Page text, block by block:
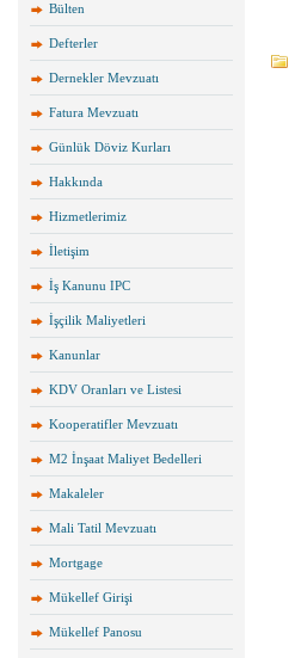
Bülten
Defterler
Dernekler Mevzuatı
Fatura Mevzuatı
Günlük Döviz Kurları
Hakkında
Hizmetlerimiz
İletişim
İş Kanunu IPC
İşçilik Maliyetleri
Kanunlar
KDV Oranları ve Listesi
Kooperatifler Mevzuatı
M2 İnşaat Maliyet Bedelleri
Makaleler
Mali Tatil Mevzuatı
Mortgage
Mükellef Girişi
Mükellef Panosu